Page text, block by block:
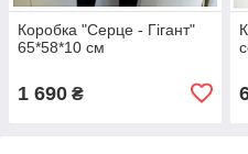
Коробка "Серце - Гігант"
65*58*10 см
1 690 ₴